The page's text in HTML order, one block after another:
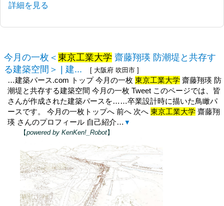
詳細を見る
今月の一枚＜ 東京工業大学 齋藤翔瑛 防潮堤と共存す
る建築空間＞ | 建...
[ 大阪府 吹田市 ]
…建築パース.com トップ 今月の一枚東京工業大学 齋藤翔瑛 防
潮堤と共存する建築空間 今月の一枚 Tweet このページでは、皆
さんが作成された建築パースを……卒業設計時に描いた鳥瞰パ
ースです。 今月の一枚トップへ 前へ 次へ東京工業大学 齋藤翔
瑛 さんのプロフィール 自己紹介… ▼
【powered by KenKen!_Robot】